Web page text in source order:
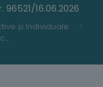
16.06.2026
și Individuale
Anunț colectiv și Proces verbal nr. 96521/16.06.2026